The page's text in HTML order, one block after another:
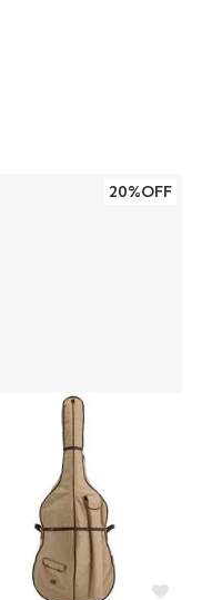
20%OFF